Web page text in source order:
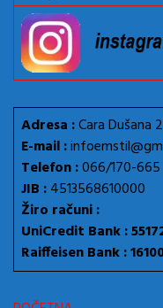
Adresa :Cara Dušana
E-mail :
Telefon :066/170-665
JIB :4513568610000
Žiro računi :
UniCredit Bank :
Raiffeisen Bank :